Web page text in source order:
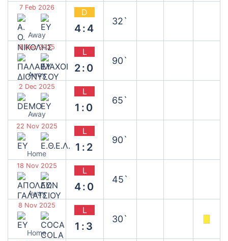
7 Feb 2026
Away
D
4:4
32`
8 Dec 2025
Away
L
2:0
90`
2 Dec 2025
Away
L
1:0
65`
22 Nov 2025
Home
L
1:2
90`
18 Nov 2025
Away
L
4:0
45`
8 Nov 2025
Home
L
1:3
30`